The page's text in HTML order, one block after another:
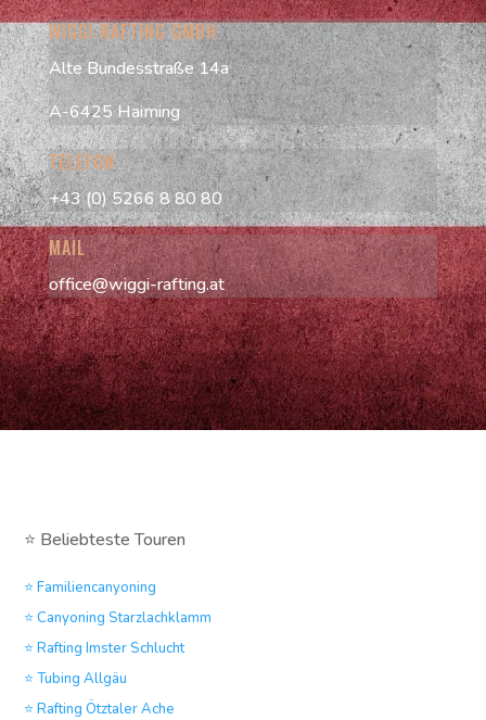
WIGGI RAFTING GMBH
Alte Bundesstraße 14a
A-6425 Haiming
TELEFON
+43 (0) 5266 8 80 80
MAIL
office@wiggi-rafting.at
⭐ Beliebteste Touren
⭐ Familiencanyoning
⭐ Canyoning Starzlachklamm
⭐ Rafting Imster Schlucht
⭐ Tubing Allgäu
⭐ Rafting Ötztaler Ache